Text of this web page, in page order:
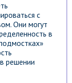
с
Они могут
в
решении